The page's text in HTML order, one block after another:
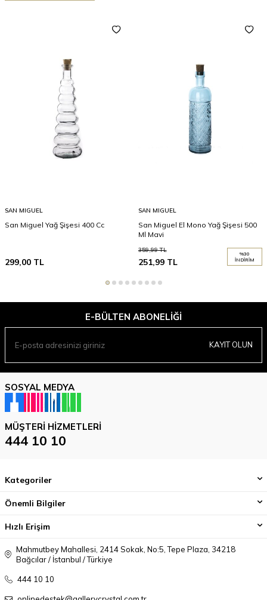
SAN MIGUEL
San Miguel Yağ Şişesi 400 Cc
299,00 TL
SAN MIGUEL
San Miguel El Mono Yağ Şişesi 500
Ml Mavi
359,99TL
251,99TL
%30
İNDIRIM
E-BÜLTEN ABONELIĞI
KAYIT OLUN
SOSYAL MEDYA
MÜŞTERI HIZMETLERI
444 10 10
Kategoriler
Önemli Bilgiler
Hızlı Erişim
Mahmutbey Mahallesi, 2414 Sokak, No:5, Tepe Plaza, 34218
Bağcılar / İstanbul / Türkiye
444 10 10